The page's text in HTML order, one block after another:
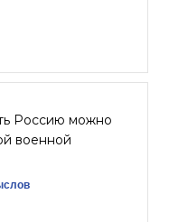
Россию можно
военной